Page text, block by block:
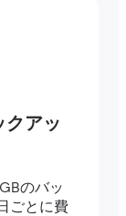
クアッ
のバッ
ごとに費